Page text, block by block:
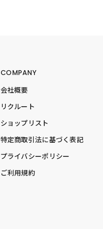
COMPANY
会社概要
リクルート
ショップリスト
特定商取引法に基づく表記
プライバシーポリシー
ご利用規約